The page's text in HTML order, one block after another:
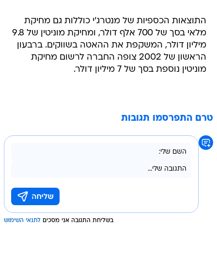
התוצאות הכספיות של מנטרג'י כוללות גם מחיקת
מלאי בסך של 700 אלף דולר, ומחיקת מוניטין של 9.8
מיליון דולר, המשקפת את ההאטה בשווקים. ברבעון
הראשון של 2002 צופה החברה לרשום מחיקת
מוניטין נוספת בסך של 7 מיליון דולר.
טרם התפרסמו תגובות
בשליחת התגובה אני מסכים לתנאי השימוש